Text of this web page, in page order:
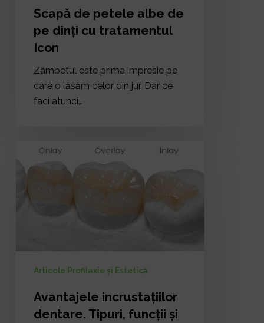
Scapă de petele albe de
pe dinți cu tratamentul
Icon
Zâmbetul este prima impresie pe
care o lăsăm celor din jur. Dar ce
faci atunci…
Avantajele
incrustațiilor
dentare.
Tipuri,
Articole Profilaxie și Estetică
Avantajele incrustațiilor
dentare. Tipuri, funcții și